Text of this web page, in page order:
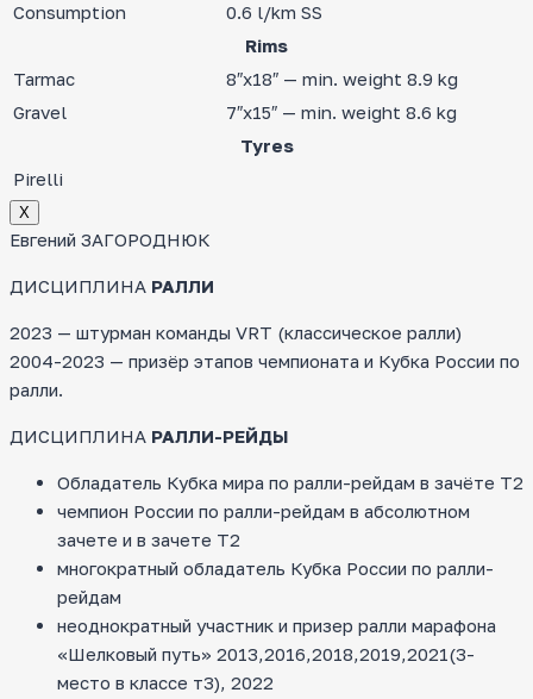
Consumption
0.6 l/km SS
Rims
Tarmac
8″x18″ — min. weight 8.9 kg
Gravel
7″x15″ — min. weight 8.6 kg
Tyres
Pirelli
Х
Евгений ЗАГОРОДНЮК
ДИСЦИПЛИНА РАЛЛИ
2023 — штурман команды VRT (классическое ралли)
2004-2023 — призёр этапов чемпионата и Кубка России по
ралли.
ДИСЦИПЛИНА РАЛЛИ-РЕЙДЫ
Обладатель Кубка мира по ралли-рейдам в зачёте Т2
чемпион России по ралли-рейдам в абсолютном
зачете и в зачете Т2
многократный обладатель Кубка России по ралли-
рейдам
неоднократный участник и призер ралли марафона
«Шелковый путь» 2013,2016,2018,2019,2021(3-
место в классе т3), 2022